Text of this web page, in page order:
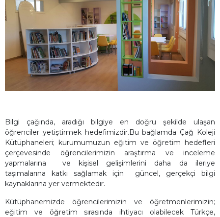
Bilgi çağında, aradığı bilgiye en doğru şekilde ulaşan
öğrenciler yetiştirmek hedefimizdir.Bu bağlamda Çağ Koleji
Kütüphaneleri; kurumumuzun eğitim ve öğretim hedefleri
çerçevesinde öğrencilerimizin araştırma ve inceleme
yapmalarına ve kişisel gelişimlerini daha da ileriye
taşımalarına katkı sağlamak için güncel, gerçekçi bilgi
kaynaklarına yer vermektedir.
Kütüphanemizde öğrencilerimizin ve öğretmenlerimizin;
eğitim ve öğretim sırasında ihtiyacı olabilecek Türkçe,